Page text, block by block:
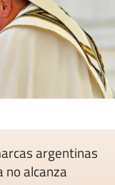
argentinas
no alcanza